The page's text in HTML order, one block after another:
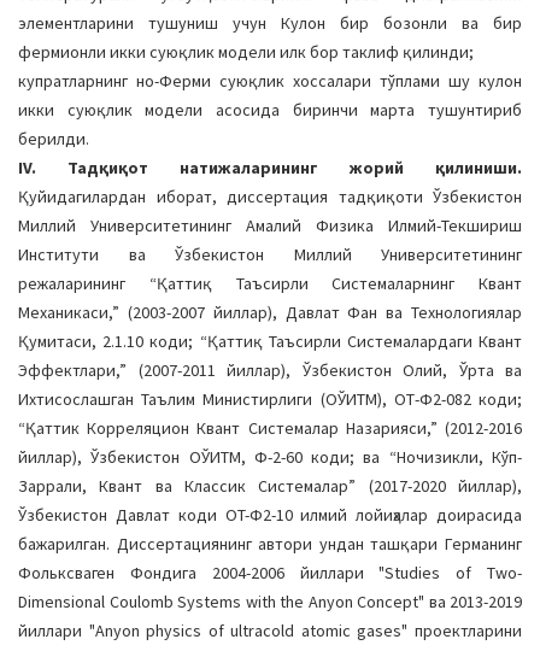
элементларини тушуниш учун Кулон бир бозонли ва бир
фермионли икки суюқлик модели илк бор таклиф қилинди;
купратларнинг но-Ферми суюқлик хоссалари тўплами шу кулон
икки суюқлик модели асосида биринчи марта тушунтириб
берилди.
IV. Тадқиқот натижаларининг жорий қилиниши.
Қуйидагилардан иборат, диссертация тадқиқоти Ўзбекистон
Миллий Университетининг Амалий Физика Илмий-Текшириш
Институти ва Ўзбекистон Миллий Университетининг
режаларининг “Қаттиқ Таъсирли Системаларнинг Квант
Механикаси,” (2003-2007 йиллар), Давлат Фан ва Технологиялар
Қумитаси, 2.1.10 коди; “Қаттиқ Таъсирли Системалардаги Квант
Эффектлари,” (2007-2011 йиллар), Ўзбекистон Олий, Ўрта ва
Ихтисослашган Таълим Министирлиги (ОЎИТМ), ОТ-Ф2-082 коди;
“Қаттик Корреляцион Квант Системалар Назарияси,” (2012-2016
йиллар), Ўзбекистон ОЎИТМ, Ф-2-60 коди; ва “Ночизикли, Кўп-
Заррали, Квант ва Классик Системалар” (2017-2020 йиллар),
Ўзбекистон Давлат коди OT-Ф2-10 илмий лойиҳалар доирасида
бажарилган. Диссертациянинг автори ундан ташқари Германинг
Фольксваген Фондига 2004-2006 йиллари "Studies of Two-
Dimensional Coulomb Systems with the Anyon Concept" ва 2013-2019
йиллари "Anyon physics of ultracold atomic gases" проектларини